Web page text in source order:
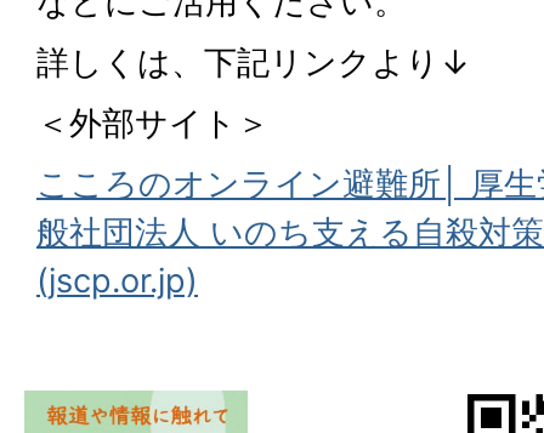
詳しくは、下記リンクより↓
＜外部サイト＞
こころのオンライン避難所│ 厚
般社団法人 いのち支える自殺対
(jscp.or.jp)